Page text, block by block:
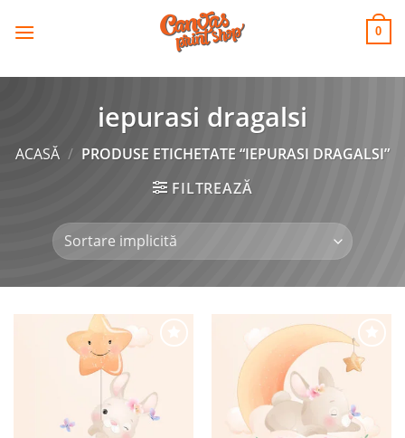
CANVAS
PRINT SHOP 0
iepurasi dragalsi
ACASĂ / PRODUSE ETICHETATE “IEPURASI DRAGALSI”
FILTREAZĂ
Adaugă
favorite
favorite